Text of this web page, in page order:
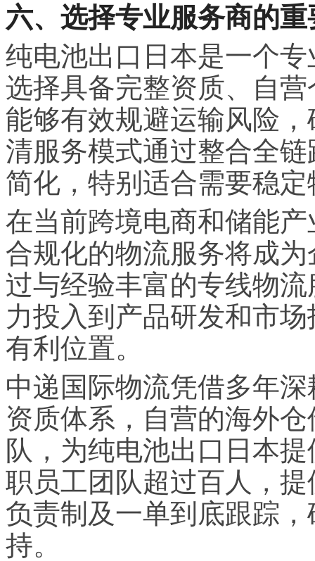
六、选择专业服务商的重
纯电池出口日本是一个
选择具备完整资质、自
能够有效规避运输风险
清服务模式通过整合全
简化，特别适合需要稳
在当前跨境电商和储能
合规化的物流服务将成
过与经验丰富的专线物
力投入到产品研发和市
有利位置。
中递国际物流凭借多年
资质体系，自营的海外
队，为纯电池出口日本
职员工团队超过百人，
负责制及一单到底跟踪
持。